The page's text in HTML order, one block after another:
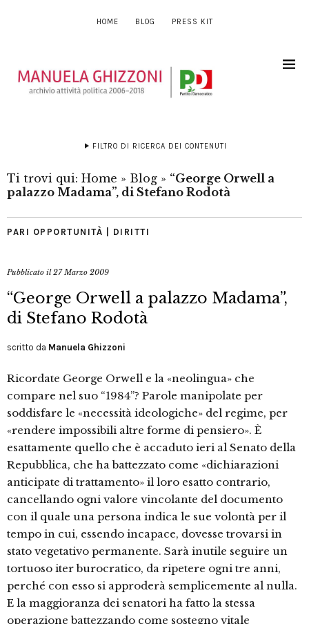
HOME BLOG PRESS KIT
FILTRO DI RICERCA DEI CONTENUTI
Ti trovi qui: Home » Blog » “George Orwell a
palazzo Madama”, di Stefano Rodotà
PARI OPPORTUNITÀ | DIRITTI
Pubblicato il27 Marzo 2009
“George Orwell a palazzo Madama”,
di Stefano Rodotà
scritto da Manuela Ghizzoni
Ricordate George Orwell e la «neolingua» che
compare nel suo “1984”? Parole manipolate per
soddisfare le «necessità ideologiche» del regime, per
«rendere impossibili altre forme di pensiero». È
esattamente quello che è accaduto ieri al Senato della
Repubblica, che ha battezzato come «dichiarazioni
anticipate di trattamento» il loro esatto contrario,
cancellando ogni valore vincolante del documento
con il quale una persona indica le sue volontà per il
tempo in cui, essendo incapace, dovesse trovarsi in
stato vegetativo permanente. Sarà inutile seguire un
tortuoso iter burocratico, da ripetere ogni tre anni,
perché con esso si approderà semplicemente al nulla.
E la maggioranza dei senatori ha fatto la stessa
operazione battezzando come sostegno vitale